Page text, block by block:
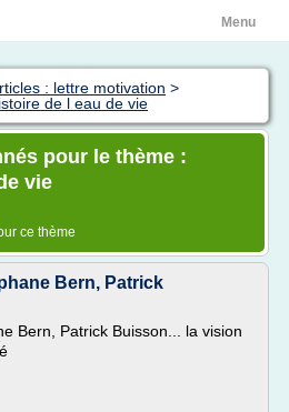
Menu
: lettre motivation >
de l eau de vie
pour le thème :
vie
ce thème
Bern, Patrick
Bern, Patrick Buisson... la vision